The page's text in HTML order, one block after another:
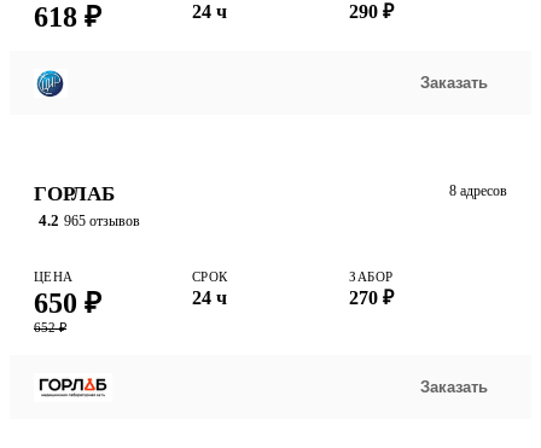
618 ₽ 24 ч 290 ₽
Заказать
ГОРЛАБ
4.2 965 отзывов
8 адресов
ЦЕНА
650 ₽
652 ₽
СРОК
24 ч
ЗАБОР
270 ₽
Заказать